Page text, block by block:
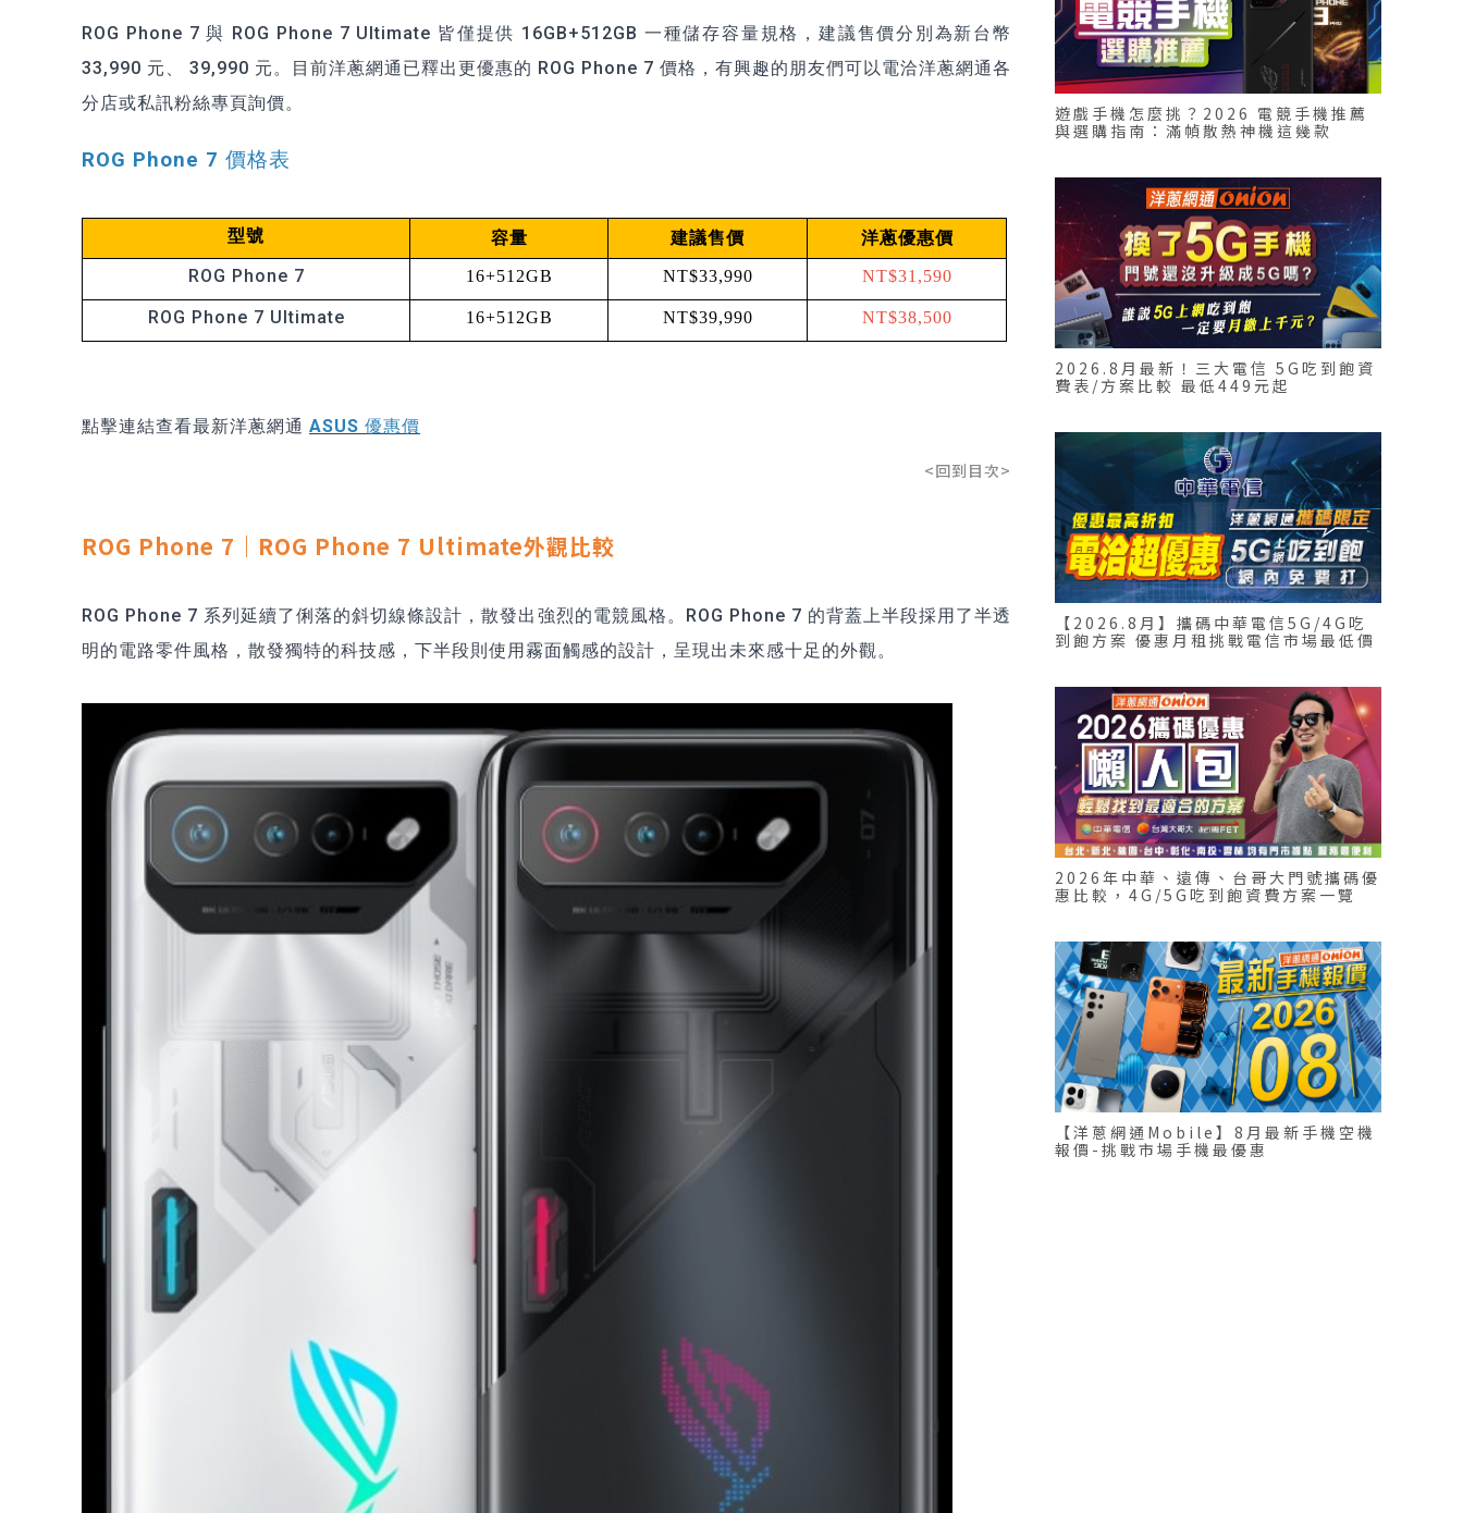
ROG Phone 7 與 ROG Phone 7 Ultimate 皆僅提供 16GB+512GB 一種儲存容量規格，建議售價分別為新台幣
33,990 元、 39,990 元。目前洋蔥網通已釋出更優惠的 ROG Phone 7 價格，有興趣的朋友們可以電洽洋蔥網通各
分店或私訊粉絲專頁詢價。
ROG Phone 7 價格表
型號 容量 建議售價 洋蔥優惠價
ROG Phone 7 16+512GB NT$33,990 NT$31,590
ROG Phone 7 Ultimate 16+512GB NT$39,990 NT$38,500
點擊連結查看最新洋蔥網通 ASUS 優惠價
<回到目次>
ROG Phone 7｜ROG Phone 7 Ultimate外觀比較
ROG Phone 7 系列延續了俐落的斜切線條設計，散發出強烈的電競風格。ROG Phone 7 的背蓋上半段採用了半透
明的電路零件風格，散發獨特的科技感，下半段則使用霧面觸感的設計，呈現出未來感十足的外觀。
遊戲手機怎麼挑？2026 電競手機推薦
與選購指南：滿幀散熱神機這幾款
2026.8月最新！三大電信 5G吃到飽資
費表/方案比較 最低449元起
【2026.8月】攜碼中華電信5G/4G吃
到飽方案 優惠月租挑戰電信市場最低價
2026年中華、遠傳、台哥大門號攜碼優
惠比較，4G/5G吃到飽資費方案一覽
【洋蔥網通Mobile】8月最新手機空機
報價-挑戰市場手機最優惠